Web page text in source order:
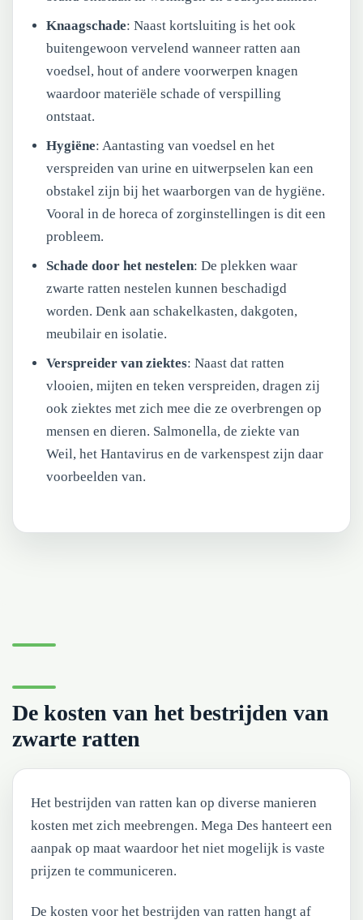
Knaagschade: Naast kortsluiting is het ook
buitengewoon vervelend wanneer ratten aan
voedsel, hout of andere voorwerpen knagen
waardoor materiële schade of verspilling
ontstaat.
Hygiëne: Aantasting van voedsel en het
verspreiden van urine en uitwerpselen kan een
obstakel zijn bij het waarborgen van de hygiëne.
Vooral in de horeca of zorginstellingen is dit een
probleem.
Schade door het nestelen: De plekken waar
zwarte ratten nestelen kunnen beschadigd
worden. Denk aan schakelkasten, dakgoten,
meubilair en isolatie.
Verspreider van ziektes: Naast dat ratten
vlooien, mijten en teken verspreiden, dragen zij
ook ziektes met zich mee die ze overbrengen op
mensen en dieren. Salmonella, de ziekte van
Weil, het Hantavirus en de varkenspest zijn daar
voorbeelden van.
De kosten van het bestrijden van
zwarte ratten
Het bestrijden van ratten kan op diverse manieren
kosten met zich meebrengen. Mega Des hanteert een
aanpak op maat waardoor het niet mogelijk is vaste
prijzen te communiceren.
De kosten voor het bestrijden van ratten hangt af